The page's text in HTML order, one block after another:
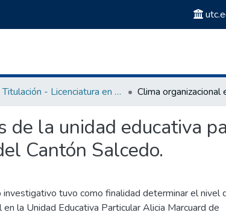
Titulación - Licenciatura en Gestión del Talento Humano
de la unidad educativa
Cantón Salcedo.
investigativo tuvo como finalidad determinar el nivel
en la Unidad Educativa Particular Alicia Marcuard de